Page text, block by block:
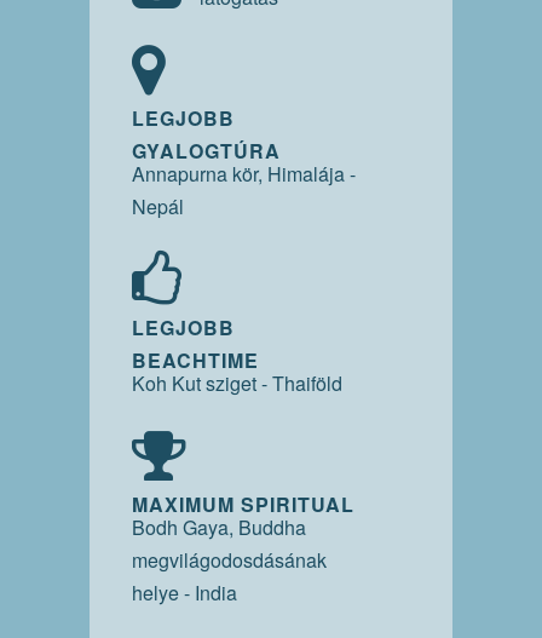
LEGJOBB
GYALOGTÚRA
Annapurna kör, Himalája -
Nepál
LEGJOBB
BEACHTIME
Koh Kut sziget - Thaiföld
MAXIMUM SPIRITUAL
Bodh Gaya, Buddha
megvilágodosdásának
helye - India